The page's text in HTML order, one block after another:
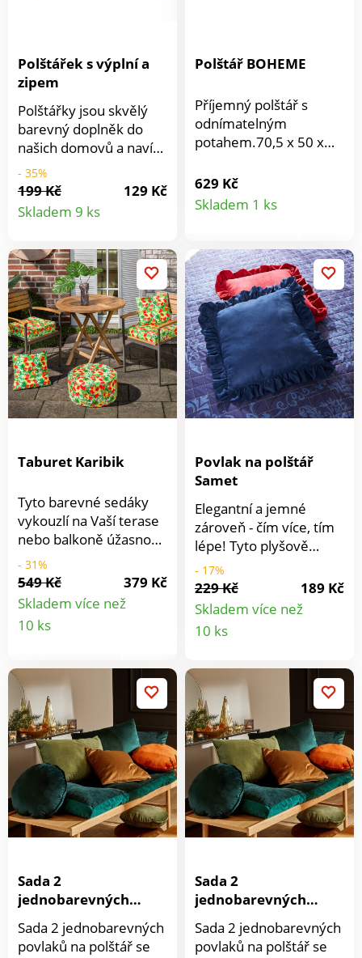
Polštářek s výplní a
zipem
Polštářky jsou skvělý
barevný doplněk do
našich domovů a navíc
jich není nikdy dost.
Báječně se s nimi
odpočívá nebo spí.
Můžete v nich ležet u
poslouchat hudbu nebo
třeba telefonovat. Už
víte, proč jsou polštářky
tolik důležité?Nabízíme
vám výběr ze 7
barev.Materiál: 100%
polyesterRozměry: 40
x 40 cmPotah na zipLze
prát i s výplní
- 35%
199 Kč
129 Kč
Skladem 9 ks
Detail
Polštář BOHEME
Příjemný polštář s
odnímatelným
potahem.70,5 x 50 x
629 Kč
Skladem 1 ks
Taburet Karibik
Tyto barevné sedáky
vykouzlí na Vaší terase
nebo balkoně úžasnou
atmosféru karibských
květin.
- 31%
549 Kč
379 Kč
Skladem více než
10 ks
Povlak na polštář
Samet
Elegantní a jemné
zároveň - čím více, tím
lépe! Tyto plyšově
měkké sametové
polštáře se širokými
volánky a efektními
akcenty se postarají o
Vaše pohodlí.
- 17%
229 Kč
189 Kč
Skladem více než
10 ks
Sada 2
jednobarevných
povlaků na polštář,
samet
Sada 2 jednobarevných
povlaků na polštář se
Sada 2
jednobarevných
povlaků na polštář,
samet
Sada 2 jednobarevných
povlaků na polštář se